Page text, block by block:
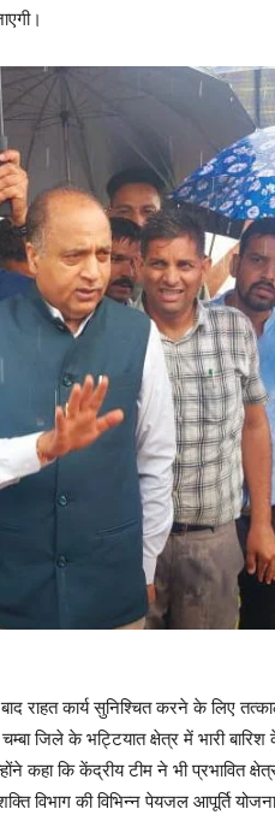
राहत कार्य सुनिश्चित करने के लिए
जिले के भट्टियात क्षेत्र में भारी
कहा कि केंद्रीय टीम ने भी प्रभावित
विभाग की विभिन्न पेयजल आपूर्ति